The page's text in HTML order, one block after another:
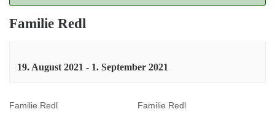
Familie Redl
19. August 2021 - 1. September 2021
Familie Redl Familie Redl